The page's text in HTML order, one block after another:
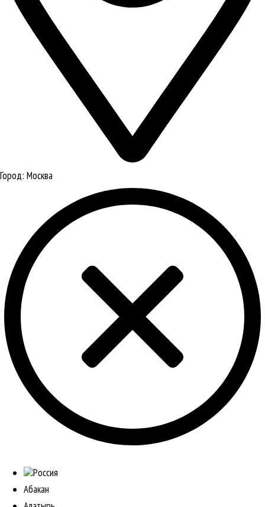
Город: Москва
Россия
Абакан